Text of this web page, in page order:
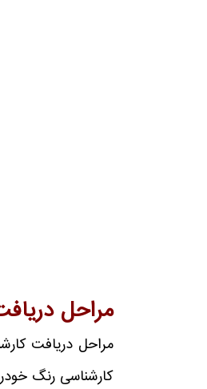
مراحل
مراحل دریافت
کارشناسی رنگ